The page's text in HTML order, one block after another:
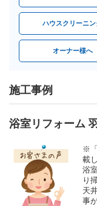
ハウスクリーニン
オーナー様へ
施工事例
浴室リフォーム
※
載
浴
り
天
事